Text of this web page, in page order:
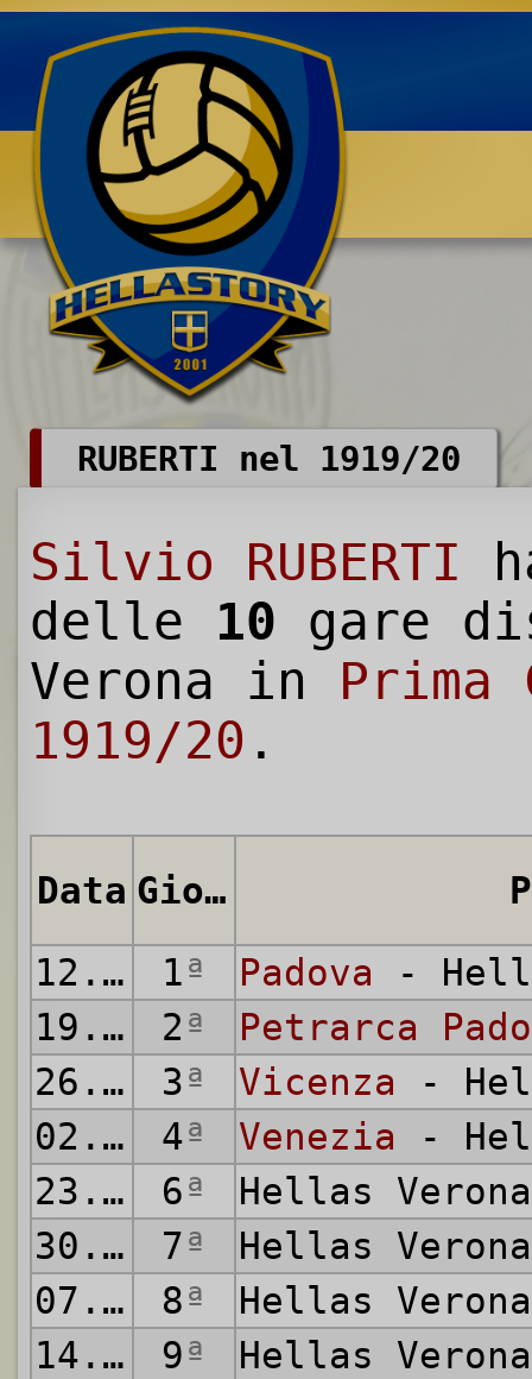
Benvenuti su HELLASTORY.net
RUBERTI nel 1919/20
Silvio RUBERTI
delle 10 gare
Verona in Prima
1919/20 .
Data Giornata
12.10.1919
1ª Padova -
19.10.1919
2ª
Petrarca
26.10.1919
3ª Vicenza -
02.11.1919
4ª Venezia -
23.11.1919
6ª
Hellas
30.11.1919
7ª
Hellas
07.12.1919
8ª
Hellas
14.12.1919
9ª
Hellas